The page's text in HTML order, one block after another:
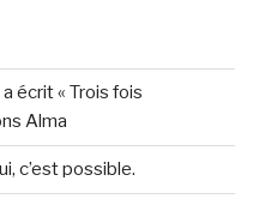
écrit « Trois fois
Alma
c’est possible.